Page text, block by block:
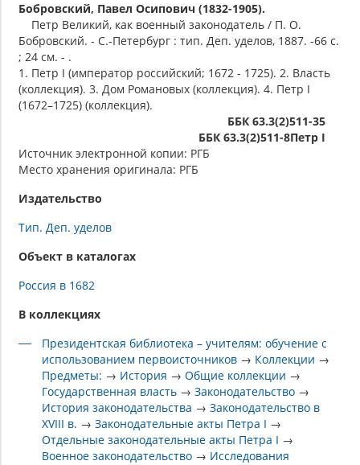
Бобровский, Павел Осипович (1832-1905).
Петр Великий, как военный законодатель / П. О.
Бобровский. - С.-Петербург : тип. Деп. уделов, 1887. -66 с.
; 24 см. - .
1. Петр I (император российский; 1672 - 1725). 2. Власть
(коллекция). 3. Дом Романовых (коллекция). 4. Петр I
(1672–1725) (коллекция).
ББК 63.3(2)511-35
ББК 63.3(2)511-8Петр I
Источник электронной копии: РГБ
Место хранения оригинала: РГБ
Издательство
Тип. Деп. уделов
Объект в каталогах
Россия в 1682
В коллекциях
Президентская библиотека – учителям: обучение с
использованием первоисточников → Коллекции →
Предметы: → История →Общие коллекции →
Государственная власть →Законодательство →
История законодательства →Законодательство в
XVIII в. →Законодательные акты Петра I →
Отдельные законодательные акты Петра I →
Военное законодательство → Исследования